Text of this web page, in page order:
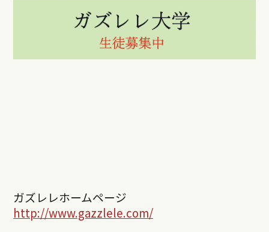
ガズレレホームページ
http://www.gazzlele.com/